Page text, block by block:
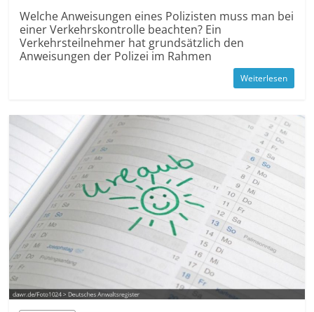
Welche Anweisungen eines Polizisten muss man bei
einer Verkehrskontrolle beachten? Ein
Verkehrsteilnehmer hat grundsätzlich den
Anweisungen der Polizei im Rahmen
Weiterlesen